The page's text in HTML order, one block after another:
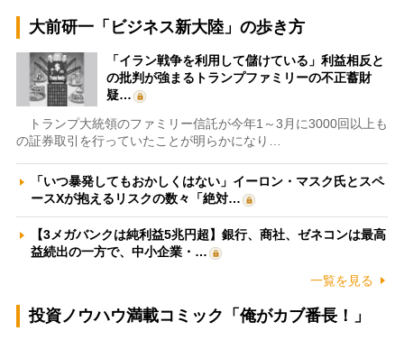
大前研一「ビジネス新大陸」の歩き方
「イラン戦争を利用して儲けている」利益相反と
の批判が強まるトランプファミリーの不正蓄財
疑…
トランプ大統領のファミリー信託が今年1～3月に3000回以上も
の証券取引を行っていたことが明らかになり…
「いつ暴発してもおかしくはない」イーロン・マスク氏とスペ
ースXが抱えるリスクの数々「絶対…
【3メガバンクは純利益5兆円超】銀行、商社、ゼネコンは最高
益続出の一方で、中小企業・…
一覧を見る
投資ノウハウ満載コミック「俺がカブ番長！」